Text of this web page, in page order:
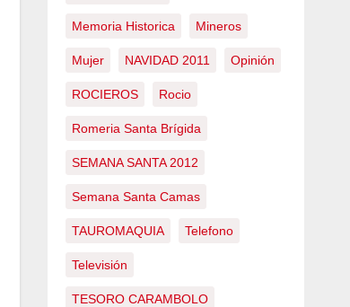
Memoria Historica Mineros
Mujer NAVIDAD 2011 Opinión
ROCIEROS Rocio
Romeria Santa Brígida
SEMANA SANTA 2012
Semana Santa Camas
TAUROMAQUIA Telefono
Televisión
TESORO CARAMBOLO